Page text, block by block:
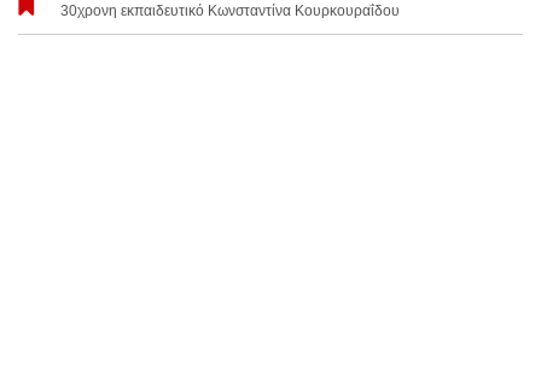
30χρονη εκπαιδευτικό Κωνσταντίνα Κουρκουραΐδου